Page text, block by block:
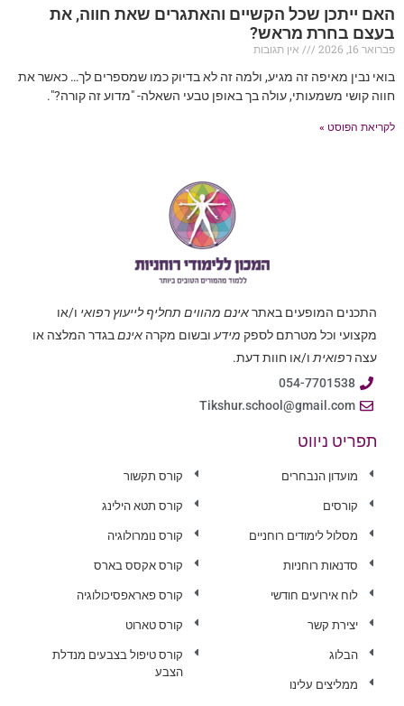
האם ייתכן שכל הקשיים והאתגרים שאת חווה, את
בעצם בחרת מראש?
פברואר 16, 2026
אין תגובות
בואי נבין מאיפה זה מגיע, ולמה זה לא בדיוק כמו שמספרים לך… כאשר את
חווה קושי משמעותי, עולה בך באופן טבעי השאלה- "מדוע זה קורה?".
לקריאת הפוסט »
התכנים המופעים באתראינם מהווים תחליף לייעוץ רפואי ו/או
מקצועי וכל מטרתם לספק מידע ובשום מקרה אינםבגדר המלצה או
עצה רפואית ו/או חוות דעת.
054-7701538
Tikshur.school@gmail.com
תפריט ניווט
מועדון הנבחרים
קורסים
מסלול לימודים רוחניים
סדנאות רוחניות
לוח אירועים חודשי
יצירת קשר
הבלוג
ממליצים עלינו
קורס תקשור
קורס תטא הילינג
קורס נומרולוגיה
קורס אקסס בארס
קורס פאראפסיכולוגיה
קורס טארוט
קורס טיפול בצבעים מנדלת
הצבע